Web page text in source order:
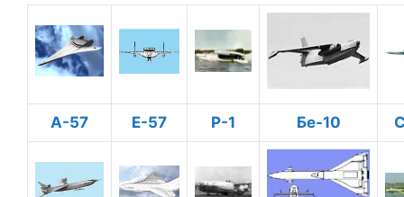
А-57 Е-57 Р-1 Бе-10